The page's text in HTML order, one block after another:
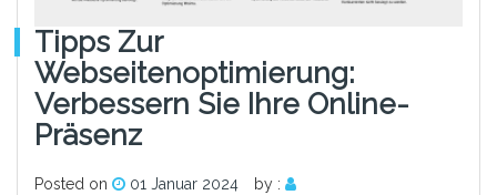
Tipps Zur
Webseitenoptimierung:
Verbessern Sie Ihre Online-
Präsenz
Posted on 01 Januar 2024
by :